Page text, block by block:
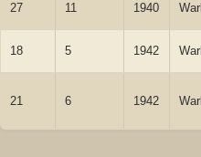
27 11 1940
18 5 1942
21 6 1942